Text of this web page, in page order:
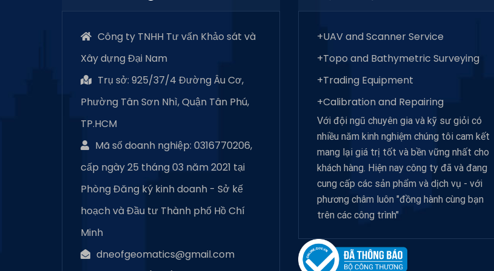
Công ty TNHH Tư vấn Khảo sát và
Xây dựng Đại Nam
Trụ sở: 925/37/4 Đường Âu Cơ,
Phường Tân Sơn Nhì, Quận Tân Phú,
TP.HCM
Mã số doanh nghiệp: 0316770206,
cấp ngày 25 tháng 03 năm 2021 tại
Phòng Đăng ký kinh doanh - Sở kế
hoạch và Đầu tư Thành phố Hồ Chí
Minh
dneofgeomatics@gmail.com
+UAV and Scanner Service
+Topo and Bathymetric Surveying
+Trading Equipment
+Calibration and Repairing
Với đội ngũ chuyên gia và kỹ sư giỏi có
nhiều năm kinh nghiệm chúng tôi cam kết
mang lại giá trị tốt và bền vững nhất cho
khách hàng. Hiện nay công ty đã và đang
cung cấp các sản phẩm và dịch vụ - với
phương châm luôn "đồng hành cùng bạn
trên các công trình"